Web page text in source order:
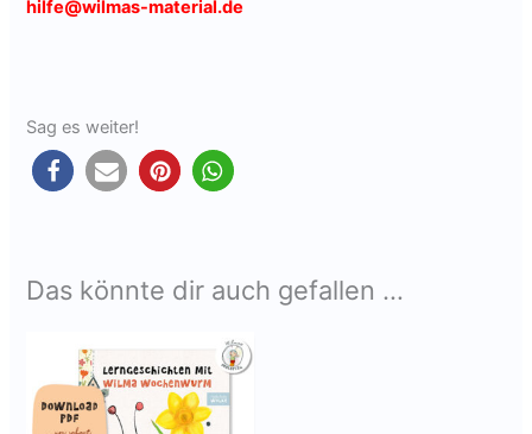
hilfe@wilmas-material.de
Sag es weiter!
Das könnte dir auch gefallen …